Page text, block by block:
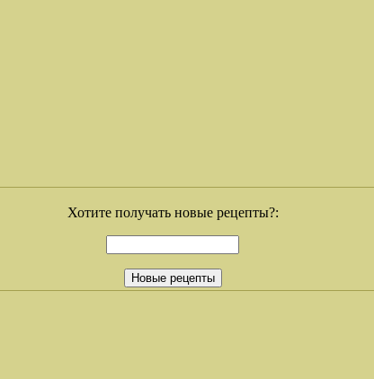
Хотите получать новые рецепты?: